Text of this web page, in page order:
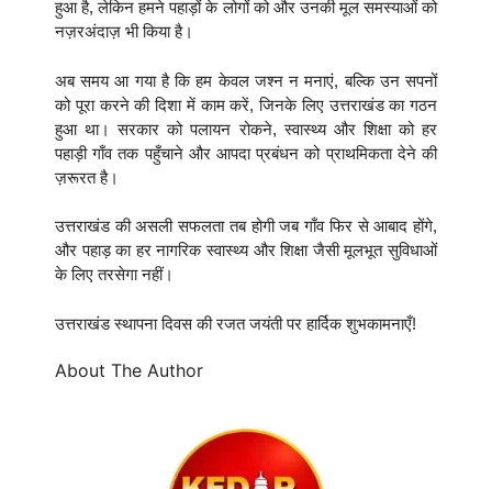
हुआ है, लेकिन हमने पहाड़ों के लोगों को और उनकी मूल समस्याओं को
नज़रअंदाज़ भी किया है।
अब समय आ गया है कि हम केवल जश्न न मनाएं, बल्कि उन सपनों
को पूरा करने की दिशा में काम करें, जिनके लिए उत्तराखंड का गठन
हुआ था। सरकार को पलायन रोकने, स्वास्थ्य और शिक्षा को हर
पहाड़ी गाँव तक पहुँचाने और आपदा प्रबंधन को प्राथमिकता देने की
ज़रूरत है।
उत्तराखंड की असली सफलता तब होगी जब गाँव फिर से आबाद होंगे,
और पहाड़ का हर नागरिक स्वास्थ्य और शिक्षा जैसी मूलभूत सुविधाओं
के लिए तरसेगा नहीं।
उत्तराखंड स्थापना दिवस की रजत जयंती पर हार्दिक शुभकामनाएँ!
About The Author